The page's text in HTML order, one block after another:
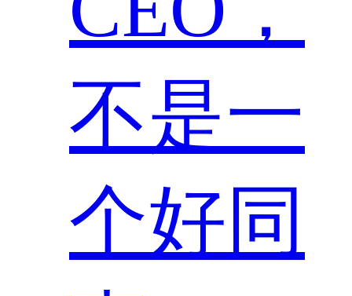
不是一
个好同